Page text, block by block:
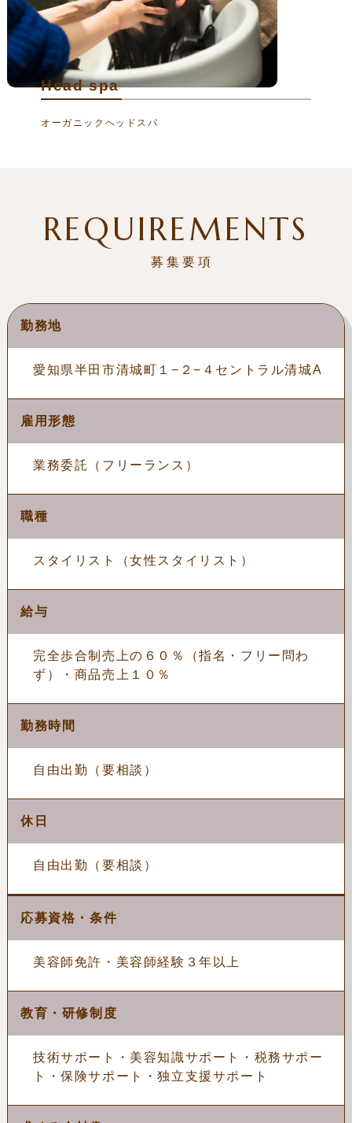
Head spa
オーガニックヘッドスパ
REQUIREMENTS
募集要項
勤務地
愛知県半田市清城町１−２−４セントラル清城A
雇用形態
業務委託（フリーランス）
職種
スタイリスト（女性スタイリスト）
給与
完全歩合制売上の６０％（指名・フリー問わ
ず）・商品売上１０％
勤務時間
自由出勤（要相談）
休日
自由出勤（要相談）
応募資格・条件
美容師免許・美容師経験３年以上
教育・研修制度
技術サポート・美容知識サポート・税務サポー
ト・保険サポート・独立支援サポート